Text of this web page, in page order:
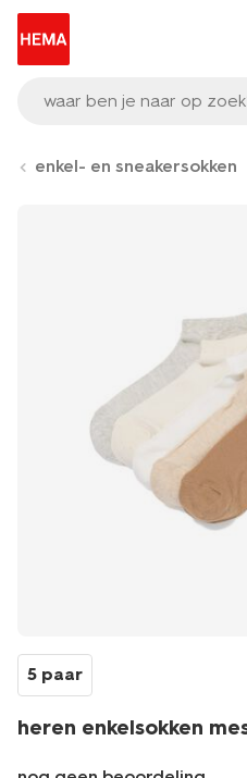
waar ben je naar op
enkel- en sneakersokken
5 paar
heren enkelsokken